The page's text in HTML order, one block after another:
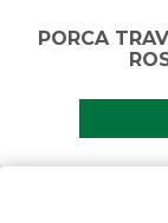
PORCA